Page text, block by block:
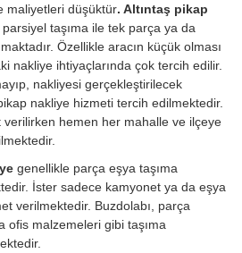
maliyetleri düşüktür. Altıntaş pikap
taşıma ile tek parça ya da
Özellikle aracın küçük olması
nakliye ihtiyaçlarında çok tercih edilir.
nakliyesi gerçekleştirilecek
nakliye hizmeti tercih edilmektedir.
hemen her mahalle ve ilçeye
genellikle parça eşya taşıma
İster sadece kamyonet ya da eşya
verilmektedir. Buzdolabı, parça
ofis malzemeleri gibi taşıma